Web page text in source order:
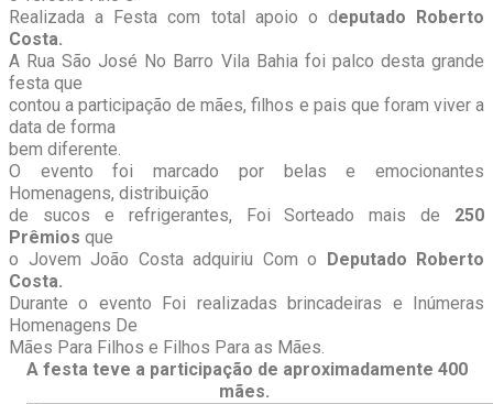
Realizada a Festa com total apoio o deputado Roberto
Costa.
A Rua São José No Barro Vila Bahia foi palco desta grande
festa que
contou a participação de mães, filhos e pais que foram viver a
data de forma
bem diferente.
O evento foi marcado por belas e emocionantes
Homenagens, distribuição
de sucos e refrigerantes, Foi Sorteado mais de 250
Prêmios que
o Jovem João Costa adquiriu Com o
Deputado Roberto
Costa.
Durante o evento Foi realizadas brincadeiras e Inúmeras
Homenagens De
Mães Para Filhos e Filhos Para as Mães.
A festa teve a participação de aproximadamente 400
mães.